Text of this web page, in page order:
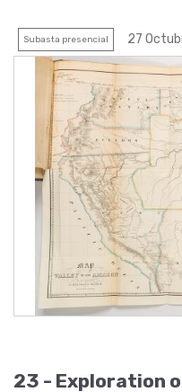
Subasta presencial 27
23 - Exploration